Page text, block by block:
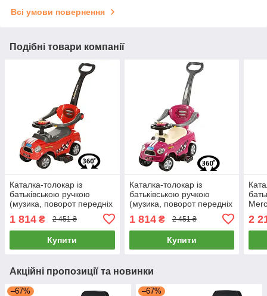
Всі умови повернення
Подібні товари компанії
Каталка-толокар із
батьківською ручкою
(музика, поворот передніх
коліс 360) Bambi Z 321-3
Червоний
1 814 ₴ 2 451 ₴
Купити
Каталка-толокар із
батьківською ручкою
(музика, поворот передніх
коліс 360) Bambi Z 321-8
Малиновий
1 814₴ 2 451 ₴
Купити
2
Акційні пропозиції та новинки
–67% –67%